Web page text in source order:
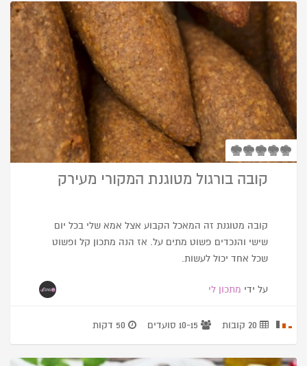
קובה בורגול מטוגנת המקורי מעירק
קובה מטוגנת זה המאכל הקבוע אצל אמא שלי בכל יום
שישי והנכדים פשוט מתים על. אז הנה מתכון קל ופשוט
שכל אחד יכול לעשות.
על ידי מתכון לי